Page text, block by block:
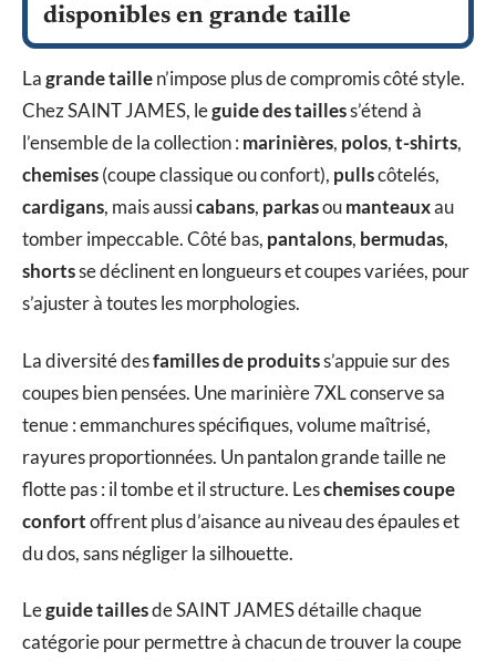
disponibles en grande taille
Lagrande taillen’impose plus de compromis côté style.
Chez SAINT JAMES, leguide des tailless’étend à
l’ensemble de la collection : marinières, polos,t-shirts,
chemises(coupe classique ou confort), pullscôtelés,
cardigans, mais aussicabans, parkasoumanteauxau
tomber impeccable. Côté bas, pantalons, bermudas,
shortsse déclinent en longueurs et coupes variées, pour
s’ajuster à toutes les morphologies.
La diversité desfamilles de produitss’appuie sur des
coupes bien pensées. Une marinière 7XL conserve sa
tenue : emmanchures spécifiques, volume maîtrisé,
rayures proportionnées. Un pantalon grande taille ne
flotte pas : il tombe et il structure. Leschemises coupe
confortoffrent plus d’aisance au niveau des épaules et
du dos, sans négliger la silhouette.
Leguide taillesde SAINT JAMES détaille chaque
catégorie pour permettre à chacun de trouver la coupe